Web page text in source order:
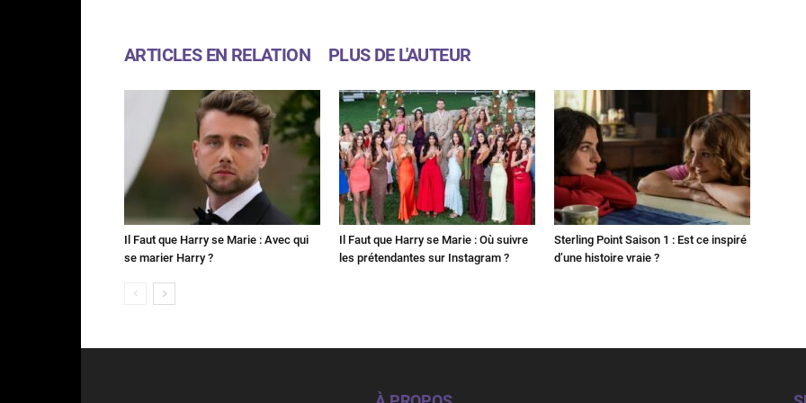
ARTICLES EN RELATION PLUS DE L'AUTEUR
Il Faut que Harry se Marie : Avec qui
se marier Harry ?
Il Faut que Harry se Marie : Où suivre
les prétendantes sur Instagram ?
Sterling Point Saison 1 : Est ce inspiré
d’une histoire vraie ?